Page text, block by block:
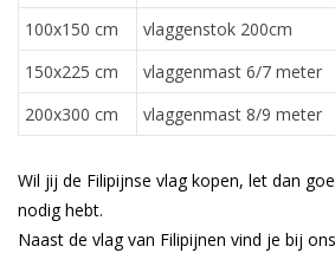
100x150 cm vlaggenstok 200cm
150x225 cm
vlaggenmast 6/7 meter
200x300 cm
vlaggenmast 8/9 meter
Wil jij de Filipijnse vlag kopen, let dan
nodig hebt.
Naast de vlag van Filipijnen vind je bij ons